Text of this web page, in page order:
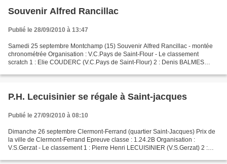
Souvenir Alfred Rancillac
Publié le 28/09/2010 à 13:47
Samedi 25 septembre Montchamp (15) Souvenir Alfred Rancillac - montée
chronométrée Organisation : V.C.Pays de Saint-Flour - Le classement
scratch 1 : Elie COUDERC (V.C.Pays de Saint-Flour) 2 : Denis BALMES
P.H. Lecuisinier se régale à Saint-jacques
Publié le 27/09/2010 à 08:10
Dimanche 26 septembre Clermont-Ferrand (quartier Saint-Jacques) Prix de
la ville de Clermont-Ferrand Epreuve classe : 1.24.2B Organisation :
V.S.Gerzat - Le classement 1 : Pierre Henri LECUISINIER (V.S.Gerzat) 2 :